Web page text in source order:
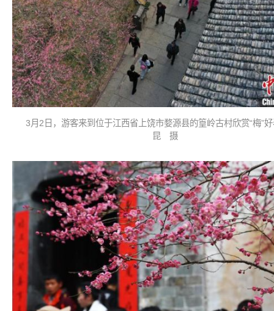
3月2日，游客来到位于江西省上饶市婺源县的篁岭古村欣赏“梅”
昆 摄